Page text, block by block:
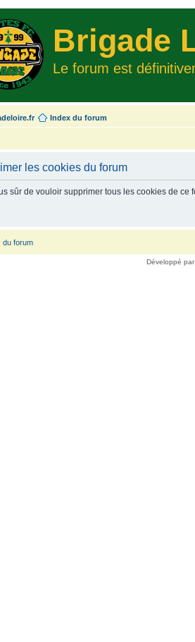
Brigade
Le forum est
Index du forum
les cookies du forum
sûr de vouloir supprimer tous les cookies de ce
du forum
Développé